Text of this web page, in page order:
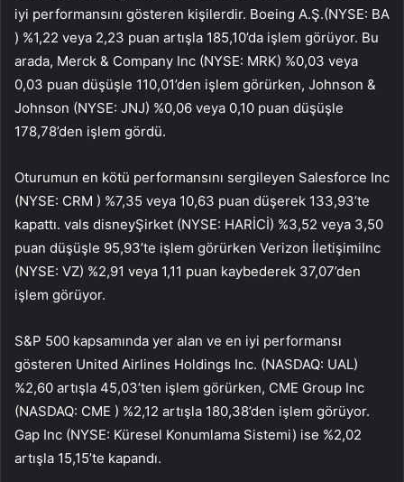
iyi performansını gösteren kişilerdir. Boeing A.Ş.(NYSE: BA
) %1,22 veya 2,23 puan artışla 185,10’da işlem görüyor. Bu
arada, Merck & Company Inc (NYSE: MRK) %0,03 veya
0,03 puan düşüşle 110,01’den işlem görürken, Johnson &
Johnson (NYSE: JNJ) %0,06 veya 0,10 puan düşüşle
178,78’den işlem gördü.
Oturumun en kötü performansını sergileyen Salesforce Inc
(NYSE: CRM ) %7,35 veya 10,63 puan düşerek 133,93’te
kapattı. vals disneyŞirket (NYSE: HARİCİ) %3,52 veya 3,50
puan düşüşle 95,93’te işlem görürken Verizon İletişimiInc
(NYSE: VZ) %2,91 veya 1,11 puan kaybederek 37,07’den
işlem görüyor.
S&P 500 kapsamında yer alan ve en iyi performansı
gösteren United Airlines Holdings Inc. (NASDAQ: UAL)
%2,60 artışla 45,03’ten işlem görürken, CME Group Inc
(NASDAQ: CME ) %2,12 artışla 180,38’den işlem görüyor.
Gap Inc (NYSE: Küresel Konumlama Sistemi) ise %2,02
artışla 15,15’te kapandı.